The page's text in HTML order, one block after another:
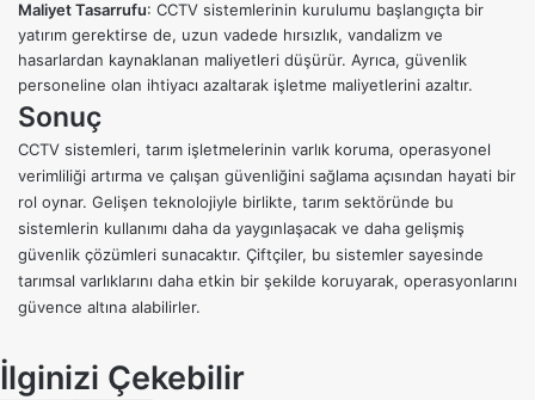
Maliyet Tasarrufu: CCTV sistemlerinin kurulumu başlangıçta bir
yatırım gerektirse de, uzun vadede hırsızlık, vandalizm ve
hasarlardan kaynaklanan maliyetleri düşürür. Ayrıca, güvenlik
personeline olan ihtiyacı azaltarak işletme maliyetlerini azaltır.
Sonuç
CCTV sistemleri, tarım işletmelerinin varlık koruma, operasyonel
verimliliği artırma ve çalışan güvenliğini sağlama açısından hayati bir
rol oynar. Gelişen teknolojiyle birlikte, tarım sektöründe bu
sistemlerin kullanımı daha da yaygınlaşacak ve daha gelişmiş
güvenlik çözümleri sunacaktır. Çiftçiler, bu sistemler sayesinde
tarımsal varlıklarını daha etkin bir şekilde koruyarak, operasyonlarını
güvence altına alabilirler.
İlginizi Çekebilir